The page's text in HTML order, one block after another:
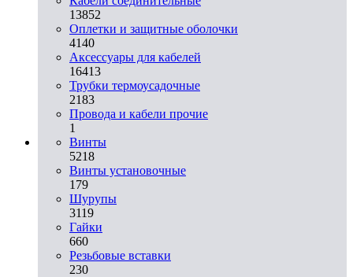
13852
Оплетки и защитные оболочки
4140
Аксессуары для кабелей
16413
Трубки термоусадочные
2183
Провода и кабели прочие
1
Винты
5218
Винты установочные
179
Шурупы
3119
Гайки
660
Резьбовые вставки
230